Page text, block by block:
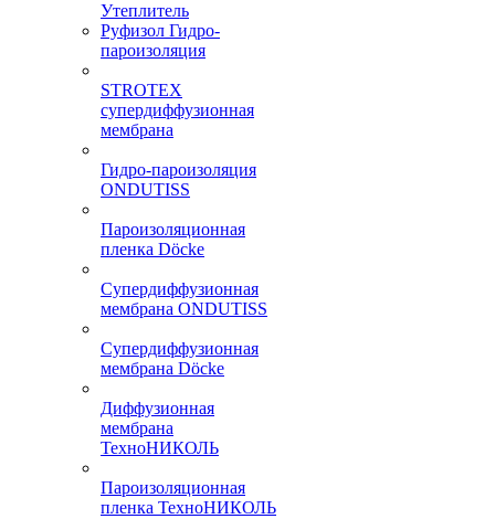
Утеплитель
Руфизол Гидро-
пароизоляция
STROTEX
супердиффузионная
мембрана
Гидро-пароизоляция
ONDUTISS
Пароизоляционная
пленка Döcke
Супердиффузионная
мембрана ONDUTISS
Супердиффузионная
мембрана Döcke
Диффузионная
мембрана
ТехноНИКОЛЬ
Пароизоляционная
пленка ТехноНИКОЛЬ